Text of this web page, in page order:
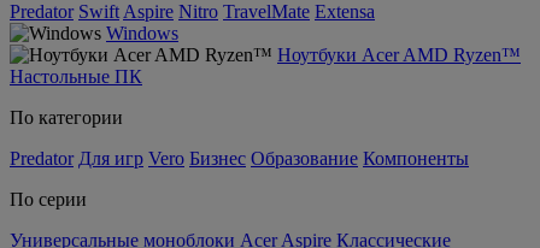
Predator Swift Aspire Nitro TravelMate Extensa
Windows
Ноутбуки Acer AMD Ryzen™
Настольные ПК
По категории
Predator Для игр Vero Бизнес Образование Компоненты
По серии
Универсальные моноблоки Acer Aspire Классические